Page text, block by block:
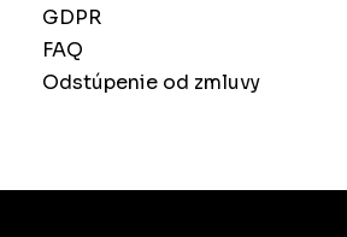
GDPR
FAQ
Odstúpenie od zmluvy